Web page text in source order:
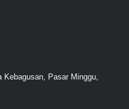
Pasar Minggu,